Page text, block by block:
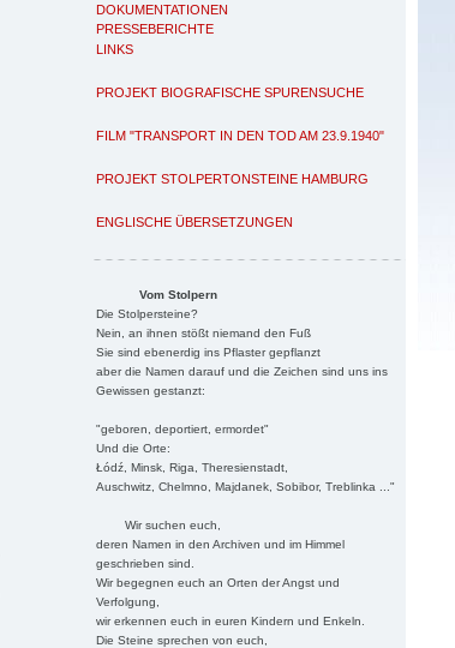
DOKUMENTATIONEN
PRESSEBERICHTE
LINKS
PROJEKT BIOGRAFISCHE SPURENSUCHE
FILM "TRANSPORT IN DEN TOD AM 23.9.1940"
PROJEKT STOLPERTONSTEINE HAMBURG
ENGLISCHE ÜBERSETZUNGEN
Vom Stolpern
Die Stolpersteine?
Nein, an ihnen stößt niemand den Fuß
Sie sind ebenerdig ins Pflaster gepflanzt
aber die Namen darauf und die Zeichen sind uns ins
Gewissen gestanzt:
"geboren, deportiert, ermordet"
Und die Orte:
Łódź, Minsk, Riga, Theresienstadt,
Auschwitz, Chelmno, Majdanek, Sobibor, Treblinka ..."
Wir suchen euch,
deren Namen in den Archiven und im Himmel
geschrieben sind.
Wir begegnen euch an Orten der Angst und
Verfolgung,
wir erkennen euch in euren Kindern und Enkeln.
Die Steine sprechen von euch,